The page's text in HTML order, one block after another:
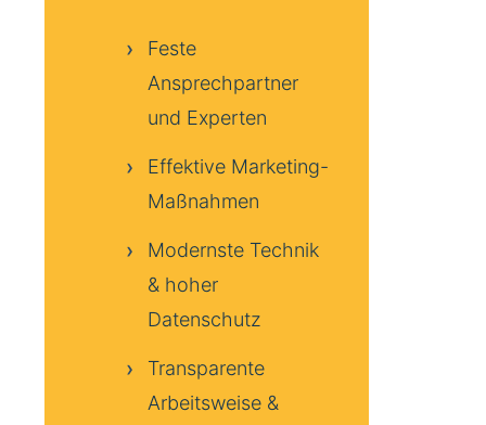
Feste
Ansprechpartner
und Experten
Effektive Marketing-
Maßnahmen
Modernste Technik
& hoher
Datenschutz
Transparente
Arbeitsweise &